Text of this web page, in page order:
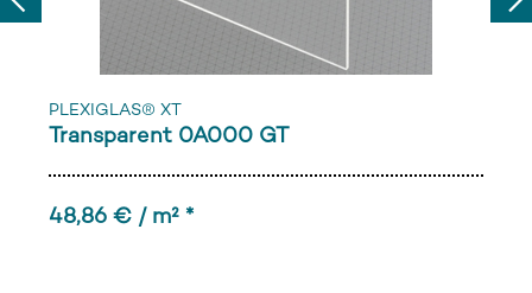
PLEXIGLAS® XT
Transparent 0A000 GT
48,86 € / m² *